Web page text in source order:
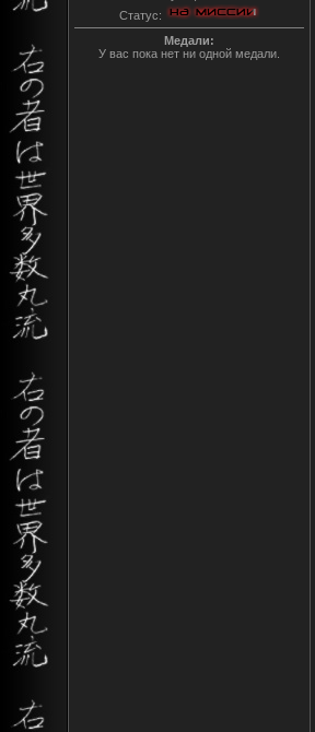
Статус:
Медали:
У вас пока нет ни одной медали.